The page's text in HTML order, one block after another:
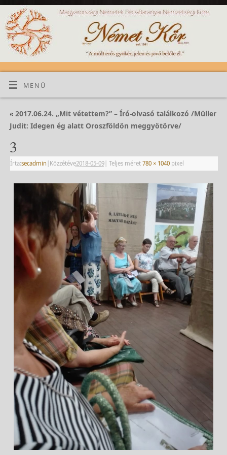
MENÜ
«2017.06.24. „Mit vétettem?” – Író-olvasó találkozó /Müller
Judit: Idegen ég alatt Oroszföldön meggyötörve/
3
Írta:secadmin | Közzétéve2018-05-09| Teljes méret 780 × 1040pixel